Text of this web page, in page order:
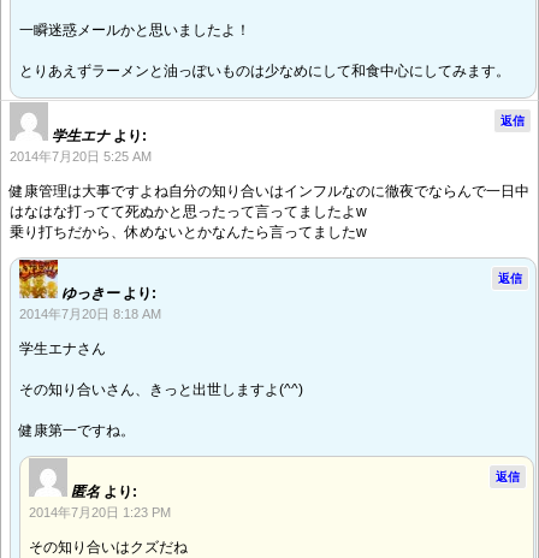
一瞬迷惑メールかと思いましたよ！
とりあえずラーメンと油っぽいものは少なめにして和食中心にしてみます。
学生エナ より:
2014年7月20日 5:25 AM
健康管理は大事ですよね自分の知り合いはインフルなのに徹夜でならんで一日中
はなはな打ってて死ぬかと思ったって言ってましたよw
乗り打ちだから、休めないとかなんたら言ってましたw
返信
ゆっきー より:
2014年7月20日 8:18 AM
学生エナさん
その知り合いさん、きっと出世しますよ(^^)
健康第一ですね。
返信
匿名 より:
2014年7月20日 1:23 PM
その知り合いはクズだね
返信